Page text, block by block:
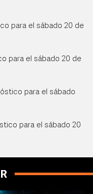
para el sábado 20 de
para el sábado 20 de
para el sábado
para el sábado 20